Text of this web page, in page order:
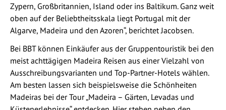
Zypern, Großbritannien, Island oder ins Baltikum. Ganz weit
oben auf der Beliebtheitsskala liegt Portugal mit der
Algarve, Madeira und den Azoren“, berichtet Jacobsen.
Bei BBT können Einkäufer aus der Gruppentouristik bei den
meist achttägigen Madeira Reisen aus einer Vielzahl von
Ausschreibungsvarianten und Top-Partner-Hotels wählen.
Am besten lassen sich beispielsweise die Schönheiten
Madeiras bei der Tour „Madeira – Gärten, Levadas und